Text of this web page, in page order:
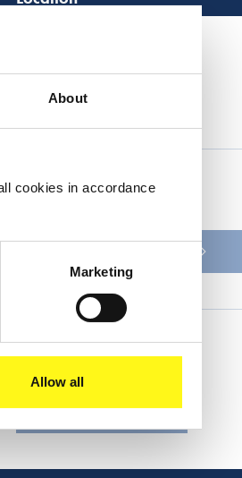
About
cookies in accordance
Marketing
Allow all
Samenvatting
Leer meer
Deel dit